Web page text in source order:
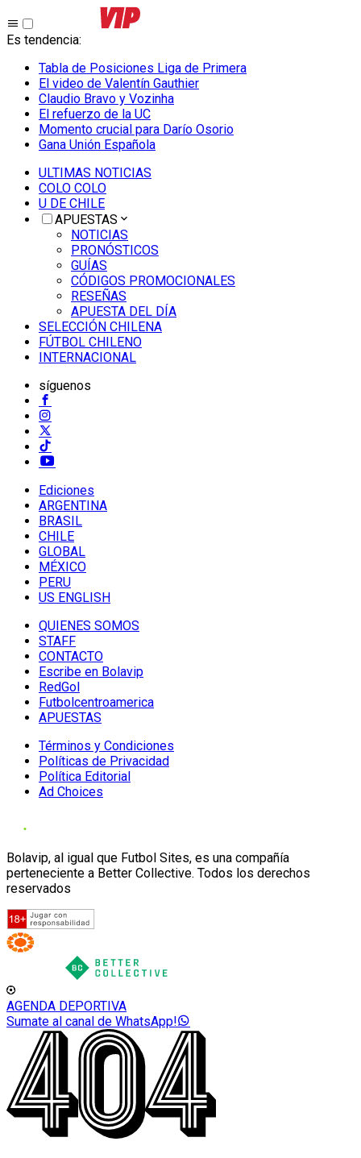
Es tendencia:
Tabla de Posiciones Liga de Primera
El video de Valentín Gauthier
Claudio Bravo y Vozinha
El refuerzo de la UC
Momento crucial para Darío Osorio
Gana Unión Española
ULTIMAS NOTICIAS
COLO COLO
U DE CHILE
APUESTAS
NOTICIAS
PRONÓSTICOS
GUÍAS
CÓDIGOS PROMOCIONALES
RESEÑAS
APUESTA DEL DÍA
SELECCIÓN CHILENA
FÚTBOL CHILENO
INTERNACIONAL
síguenos
Ediciones
ARGENTINA
BRASIL
CHILE
GLOBAL
MÉXICO
PERU
US ENGLISH
QUIENES SOMOS
STAFF
CONTACTO
Escribe en Bolavip
RedGol
Futbolcentroamerica
APUESTAS
Términos y Condiciones
Políticas de Privacidad
Política Editorial
Ad Choices
Bolavip, al igual que Futbol Sites, es una compañía
perteneciente a Better Collective. Todos los derechos
reservados
AGENDA DEPORTIVA
Sumate al canal de WhatsApp!